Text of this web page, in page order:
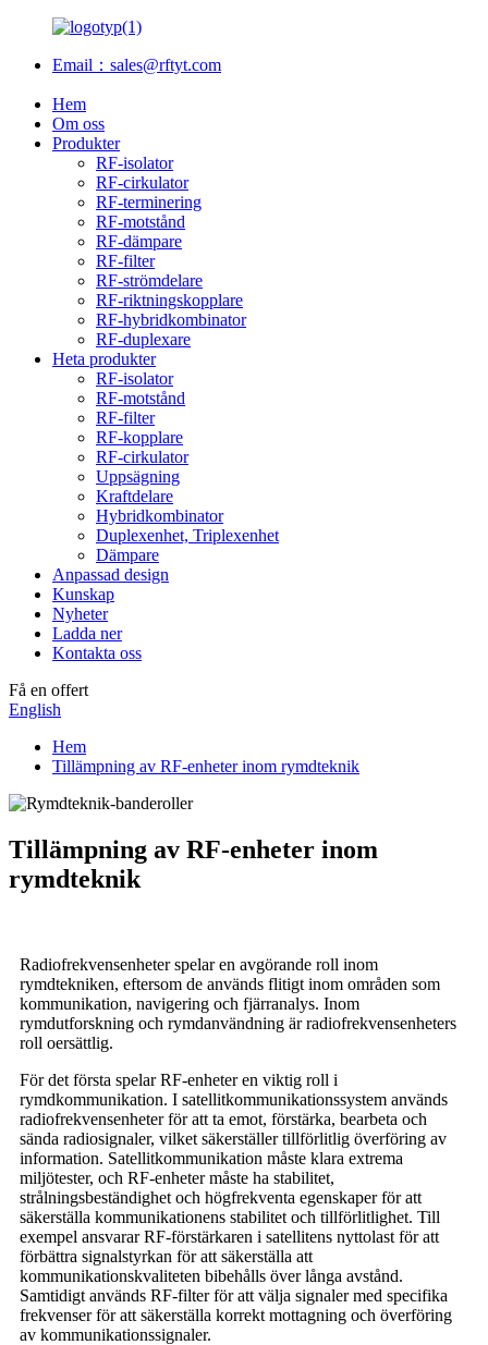
Email：sales@rftyt.com
Hem
Om oss
Produkter
RF-isolator
RF-cirkulator
RF-terminering
RF-motstånd
RF-dämpare
RF-filter
RF-strömdelare
RF-riktningskopplare
RF-hybridkombinator
RF-duplexare
Heta produkter
RF-isolator
RF-motstånd
RF-filter
RF-kopplare
RF-cirkulator
Uppsägning
Kraftdelare
Hybridkombinator
Duplexenhet, Triplexenhet
Dämpare
Anpassad design
Kunskap
Nyheter
Ladda ner
Kontakta oss
Få en offert
English
Hem
Tillämpning av RF-enheter inom rymdteknik
Tillämpning av RF-enheter inom
rymdteknik
Radiofrekvensenheter spelar en avgörande roll inom
rymdtekniken, eftersom de används flitigt inom områden som
kommunikation, navigering och fjärranalys. Inom
rymdutforskning och rymdanvändning är radiofrekvensenheters
roll oersättlig.
För det första spelar RF-enheter en viktig roll i
rymdkommunikation. I satellitkommunikationssystem används
radiofrekvensenheter för att ta emot, förstärka, bearbeta och
sända radiosignaler, vilket säkerställer tillförlitlig överföring av
information. Satellitkommunikation måste klara extrema
miljötester, och RF-enheter måste ha stabilitet,
strålningsbeständighet och högfrekventa egenskaper för att
säkerställa kommunikationens stabilitet och tillförlitlighet. Till
exempel ansvarar RF-förstärkaren i satellitens nyttolast för att
förbättra signalstyrkan för att säkerställa att
kommunikationskvaliteten bibehålls över långa avstånd.
Samtidigt används RF-filter för att välja signaler med specifika
frekvenser för att säkerställa korrekt mottagning och överföring
av kommunikationssignaler.